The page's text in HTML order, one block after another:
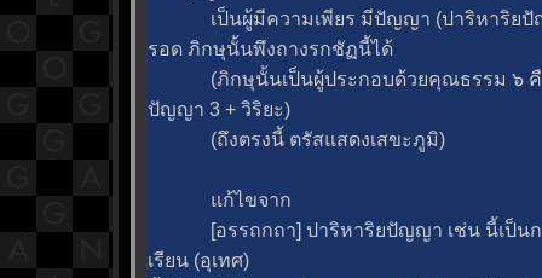
เป็นผู้มีความเพียร มีปัญญา (ปาริหาริยปั
รอด ภิกษุนั้นพึงถางรกชัฏนี้ได้
(ภิกษุนั้นเป็นผู้ประกอบด้วยคุณธรรม ๖ คือ
ปัญญา 3 + วิริยะ)
(ถึงตรงนี้ ตรัสแสดงเสขะภูมิ)
ก้ไขจาก
[อรรถกถา] ปาริหาริยปัญญา เช่น นี้เป็นก
เรียน (อุเทศ)